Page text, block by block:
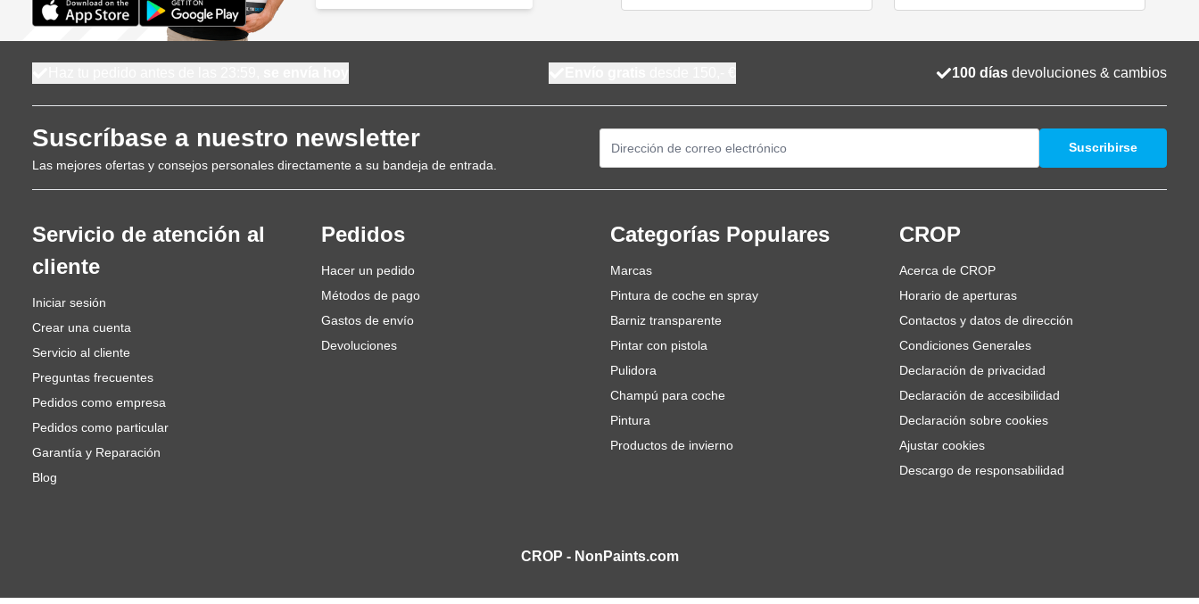
100 días devoluciones & cambios
Suscríbase a nuestro newsletter
Las mejores ofertas y consejos personales directamente a su bandeja de entrada.
Suscribirse
Servicio de atención al
cliente
Iniciar sesión
Crear una cuenta
Servicio al cliente
Preguntas frecuentes
Pedidos como empresa
Pedidos como particular
Garantía y Reparación
Blog
Pedidos
Hacer un pedido
Métodos de pago
Gastos de envío
Devoluciones
Categorías Populares
Marcas
Pintura de coche en spray
Barniz transparente
Pintar con pistola
Pulidora
Champú para coche
Pintura
Productos de invierno
CROP
Acerca de CROP
Horario de aperturas
Contactos y datos de dirección
Condiciones Generales
Declaración de privacidad
Declaración de accesibilidad
Declaración sobre cookies
Ajustar cookies
Descargo de responsabilidad
CROP - NonPaints.com